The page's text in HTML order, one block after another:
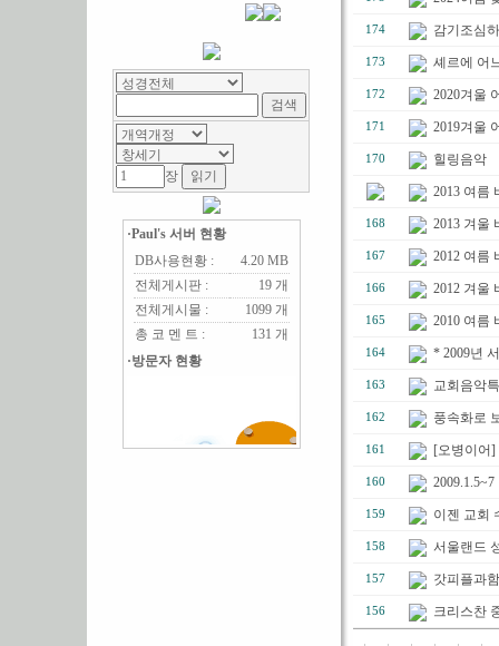
장
·Paul's 서버 현황
DB사용현황 :
4.20 MB
전체게시판 :
19 개
전체게시물 :
1099 개
총 코 멘 트 :
131 개
·방문자 현황
174 감기조심
173 셰르에 어
172 2020겨울
171 2019겨울
170 힐링음악
2013 여름
168 2013 겨울
167 2012 여름
166 2012 겨울
165 2010 여름
164 * 2009년
163 교회음악
162 풍속화로
161 [오병이어]
160
159 이젠 교회
158 서울랜드
157 갓피플과
156 크리스찬